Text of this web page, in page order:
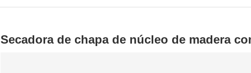
Secadora de chapa de núcleo de madera